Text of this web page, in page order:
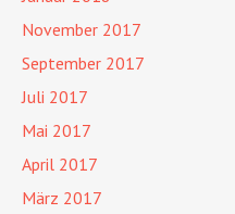
November 2017
September 2017
Juli 2017
Mai 2017
April 2017
März 2017